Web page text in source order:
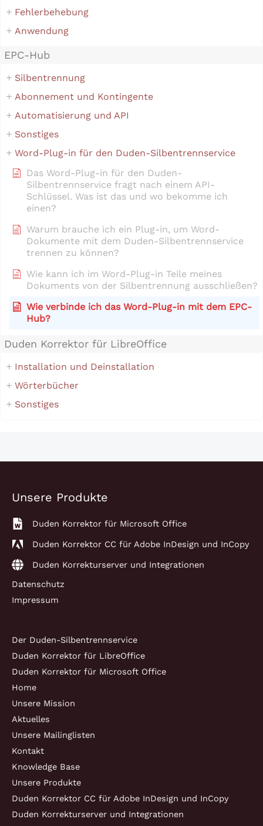
Fehlerbehebung
Anwendung
EPC-Hub
Silbentrennung
Abonnement und Kontingente
Automatisierung und API
Sonstiges
Word-Plug-in für den Duden-Silbentrennservice
Das Word-Plug-in für den Duden-
Silbentrennservice fragt nach einem API-
Schlüssel. Was ist das und wo bekomme ich
einen?
Warum brauche ich ein Plug-in, um Word-
Dokumente mit dem Duden-Silbentrennservice
trennen zu können?
Wie kann ich im Word-Plug-in Teile meines
Dokuments von der Silbentrennung ausschließen?
Wie verbinde ich das Word-Plug-in mit dem EPC-
Hub?
Duden Korrektor für LibreOffice
Installation und Deinstallation
Wörterbücher
Sonstiges
Unsere Produkte
Duden Korrektor für Microsoft Office
Duden Korrektor CC für Adobe InDesign und InCopy
Duden Korrekturserver und Integrationen
Datenschutz
Impressum
Der Duden-Silbentrennservice
Duden Korrektor für LibreOffice
Duden Korrektor für Microsoft Office
Home
Unsere Mission
Aktuelles
Unsere Mailinglisten
Kontakt
Knowledge Base
Unsere Produkte
Duden Korrektor CC für Adobe InDesign und InCopy
Duden Korrekturserver und Integrationen